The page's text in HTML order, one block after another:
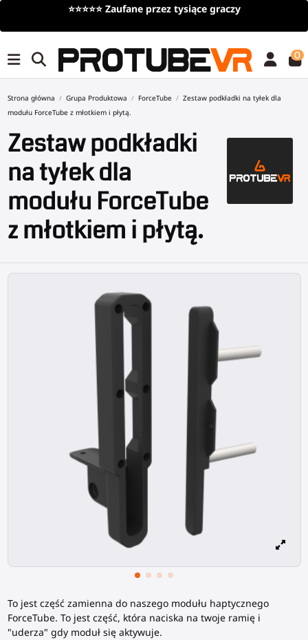
⭐⭐⭐⭐⭐ Zaufane przez tysiące graczy
0
Strona główna Grupa Produktowa ForceTube
Zestaw podkładki na tyłek dla
modułu ForceTube z młotkiem i płytą.
Zestaw podkładki
na tyłek dla
modułu ForceTube
z młotkiem i płytą.
To jest część zamienna do naszego modułu haptycznego
ForceTube. To jest część, która naciska na twoje ramię i
"uderza" gdy moduł się aktywuje.